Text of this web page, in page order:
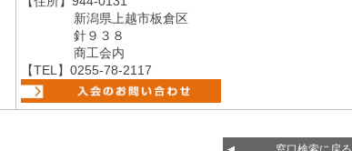
新潟県上越市板倉区
針９３８
商工会内
【TEL】0255-78-2117